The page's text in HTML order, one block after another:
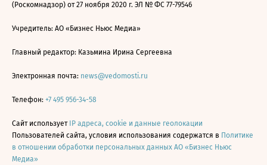
(Роскомнадзор) от 27 ноября 2020 г. ЭЛ № ФС 77-79546
Учредитель: АО «Бизнес Ньюс Медиа»
Главный редактор: Казьмина Ирина Сергеевна
Электронная почта: news@vedomosti.ru
Телефон: +7 495 956-34-58
Сайт использует IP адреса, cookie и данные геолокации
Пользователей сайта, условия использования содержатся в Политике
в отношении обработки персональных данных АО «Бизнес Ньюс
Медиа»